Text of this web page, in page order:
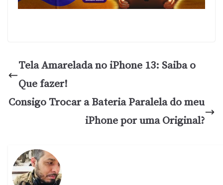
Tela Amarelada no iPhone 13: Saiba o
Que fazer!
Consigo Trocar a Bateria Paralela do meu
iPhone por uma Original?